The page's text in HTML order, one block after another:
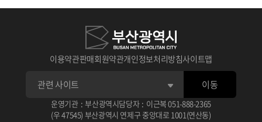
판매 가능한 공급자가 되려면
판매자 신청이 완료되면공급자 자격을 획득!
공급자 관리 메뉴에서 상품 등록 신청이 가능
상품 등록 신청 후승인 절차 확인!
수요자가 맞춤형 신청하면
공급자가 답변 완료 후수요자에게 알림, 답변 확인 후 승인, 반려
승인, 반려 처리 후 공급자에게 알림 전자계약 링크 생성 후 수요자에게 알림
수요자가 서명 후 공급자에게 알림공급자가 확인
수요자가 분석 서비스 신청하면
관리자가 승인, 반려처리 후공급자 전체에게 알림
승인 시 시작일에 맞춰 진행중 종료일에 맞춰 심사중으로 바뀜
공급자가 참여수요자가 순위 결정 심사 및 상금 결제
이용약관판매회원약관개인정보처리방침사이트맵
운영기관 : 부산광역시담당자 : 이근복051-888-2365
(우 47545) 부산광역시 연제구 중앙대로 1001(연산동)
이동